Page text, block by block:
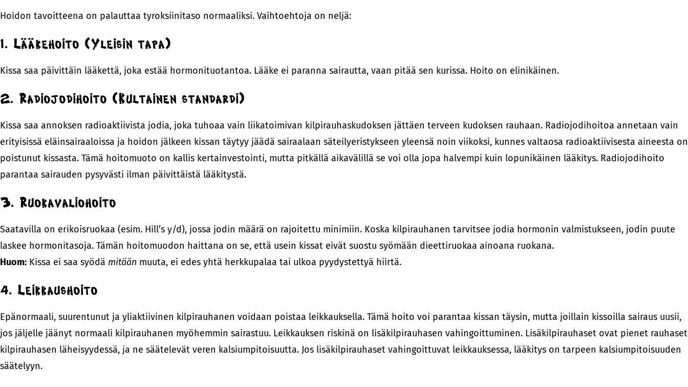
Hoidon tavoitteena on palauttaa tyroksiinitaso normaaliksi. Vaihtoehtoja on neljä:
1. Lääkehoito (Yleisin tapa)
Kissa saa päivittäin lääkettä, joka estää hormonituotantoa. Lääke ei paranna sairautta, vaan pitää sen kurissa. Hoito on elinikäinen.
2. Radiojodihoito (Kultainen standardi)
Kissa saa annoksen radioaktiivista jodia, joka tuhoaa vain liikatoimivan kilpirauhaskudoksen jättäen terveen kudoksen rauhaan. Radiojodihoitoa annetaan vain
erityisissä eläinsairaaloissa ja hoidon jälkeen kissan täytyy jäädä sairaalaan säteilyeristykseen yleensä noin viikoksi, kunnes valtaosa radioaktiivisesta aineesta on
poistunut kissasta. Tämä hoitomuoto on kallis kertainvestointi, mutta pitkällä aikavälillä se voi olla jopa halvempi kuin lopunikäinen lääkitys. Radiojodihoito
parantaa sairauden pysyvästi ilman päivittäistä lääkitystä.
3. Ruokavaliohoito
Saatavilla on erikoisruokaa (esim. Hill’s y/d), jossa jodin määrä on rajoitettu minimiin. Koska kilpirauhanen tarvitsee jodia hormonin valmistukseen, jodin puute
laskee hormonitasoja. Tämän hoitomuodon haittana on se, että usein kissat eivät suostu syömään dieettiruokaa ainoana ruokana.
Huom: Kissa ei saa syödä mitään muuta, ei edes yhtä herkkupalaa tai ulkoa pyydystettyä hiirtä.
4. Leikkaushoito
Epänormaali, suurentunut ja yliaktiivinen kilpirauhanen voidaan poistaa leikkauksella. Tämä hoito voi parantaa kissan täysin, mutta joillain kissoilla sairaus uusii,
jos jäljelle jäänyt normaali kilpirauhanen myöhemmin sairastuu. Leikkauksen riskinä on lisäkilpirauhasen vahingoittuminen. Lisäkilpirauhaset ovat pienet rauhaset
kilpirauhasen läheisyydessä, ja ne säätelevät veren kalsiumpitoisuutta. Jos lisäkilpirauhaset vahingoittuvat leikkauksessa, lääkitys on tarpeen kalsiumpitoisuuden
säätelyyn.